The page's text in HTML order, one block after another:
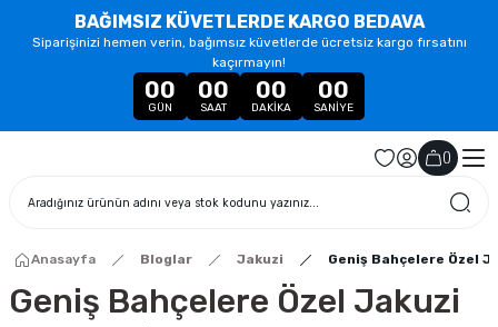
BAĞIMSIZ KÜVETLERDE KARGO BEDAVA
Siparişinizi hemen verin, bağımsız küvetlerde ücretsiz kargo fırsatını
kaçırmayın!
00
GÜN
00
SAAT
00
DAKIKA
00
SANIYE
()
Anasayfa Bloglar Jakuzi Geniş Bahçelere Özel
Geniş Bahçelere Özel Jakuzi